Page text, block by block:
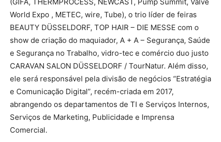
World Expo , METEC, wire, Tube), o trio líder de feiras
BEAUTY DÜSSELDORF, TOP HAIR – DIE MESSE com o
show de criação do maquiador, A + A – Segurança, Saúde
e Segurança no Trabalho, vidro-tec e comércio duo justo
CARAVAN SALON DÜSSELDORF / TourNatur. Além disso,
ele será responsável pela divisão de negócios “Estratégia
e Comunicação Digital”, recém-criada em 2017,
abrangendo os departamentos de TI e Serviços Internos,
Serviços de Marketing, Publicidade e Imprensa
Comercial.